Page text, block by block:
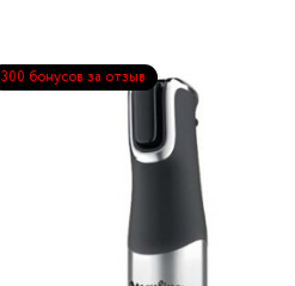
300 бонусов за отзыв